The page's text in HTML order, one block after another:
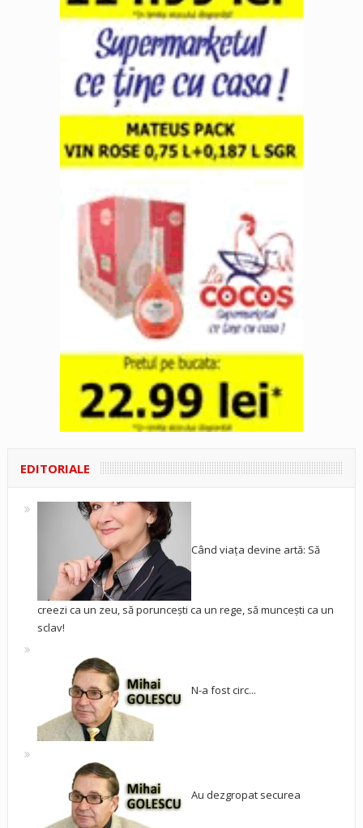
EDITORIALE
Când viața devine artă: Să
creezi ca un zeu, să poruncești ca un rege, să muncești ca un
sclav!
N-a fost circ...
Au dezgropat securea